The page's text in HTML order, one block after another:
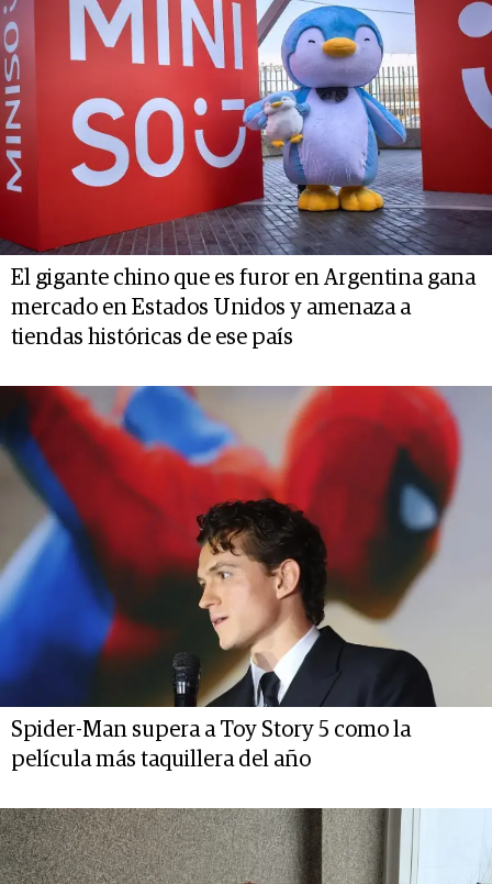
El gigante chino que es furor en Argentina gana
mercado en Estados Unidos y amenaza a
tiendas históricas de ese país
Spider-Man supera a Toy Story 5 como la
película más taquillera del año